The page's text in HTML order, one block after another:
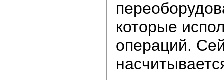
которые
операций.